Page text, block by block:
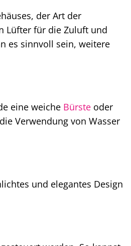
der Art der
Lüfter für die Zuluft und
es sinnvoll sein, weitere
eine weiche Bürste oder
Verwendung von Wasser
und elegantes Design